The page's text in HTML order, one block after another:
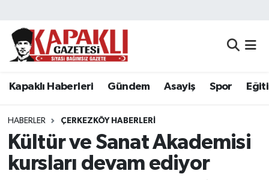
Kapaklı Haberleri Gündem Asayiş Spor
HABERLER ÇERKEZKÖY HABERLERI
Kültür ve Sanat Akademisi
kursları devam ediyor
Kapaklı Haberleri
Asayiş
Spor
Eğitim
Tekirdağ Nöbetçi Eczaneler
Tekirdağ Namaz Vakitleri
Tekirdağ Trafik Yoğunluk Haritası
Süper Lig Puan Durumu ve Fikstür